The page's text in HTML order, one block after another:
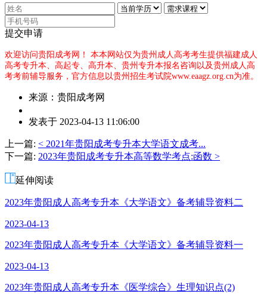
提交申请
欢迎访问贵阳成考网！ 本本网站仅为贵州成人高考考生提供福建成人
高考专升本、高起专、高升本、贵州专升本报名咨询以及贵州成人高
考考前辅导服务，官方信息以贵州招生考试院www.eaagz.org.cn为准。
来源：贵阳成考网
者：
老
师
发表于 2023-04-13 11:06:00
上一篇: < 2021年贵阳成考专升本大学语文成考...
下一篇: 2023年贵阳成考专升本高等数学考点:函数 >
延伸阅读
2023年贵阳成人高考专升本《大学语文》备考辅导资料二
2023-04-13
2023年贵阳成人高考专升本《大学语文》备考辅导资料一
2023-04-13
2023年贵阳成人高考专升本《医学综合》生理知识点(2)